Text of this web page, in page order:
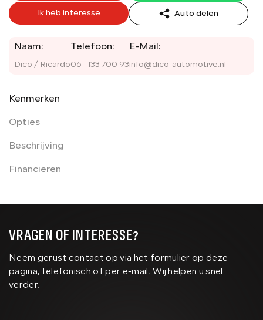
Ik heb interesse Auto delen
Naam:
Dico / Ricardo
Telefoon:
06 - 133 700 93
E-Mail:
info@dico-automotive.nl
Kenmerken
Opties
Beschrijving
Financieren
VRAGEN OF INTERESSE?
Neem gerust contact op via het formulier op deze
pagina, telefonisch of per e-mail. Wij helpen u snel
verder.